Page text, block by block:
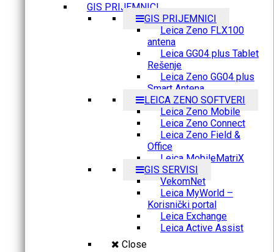
GIS PRIJEMNICI
GIS PRIJEMNICI
Leica Zeno FLX100
antena
Leica GG04 plus Tablet
Rešenje
Leica Zeno GG04 plus
Smart Antena
LEICA ZENO SOFTVERI
Leica Zeno Mobile
Leica Zeno Connect
Leica Zeno Field &
Office
Leica MobileMatriX
GIS SERVISI
VekomNet
Leica MyWorld –
Korisnički portal
Leica Exchange
Leica Active Assist
Close